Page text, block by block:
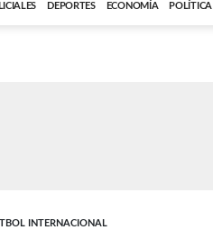
DEPORTES ECONOMÍA POLÍTICA
INTERNACIONAL